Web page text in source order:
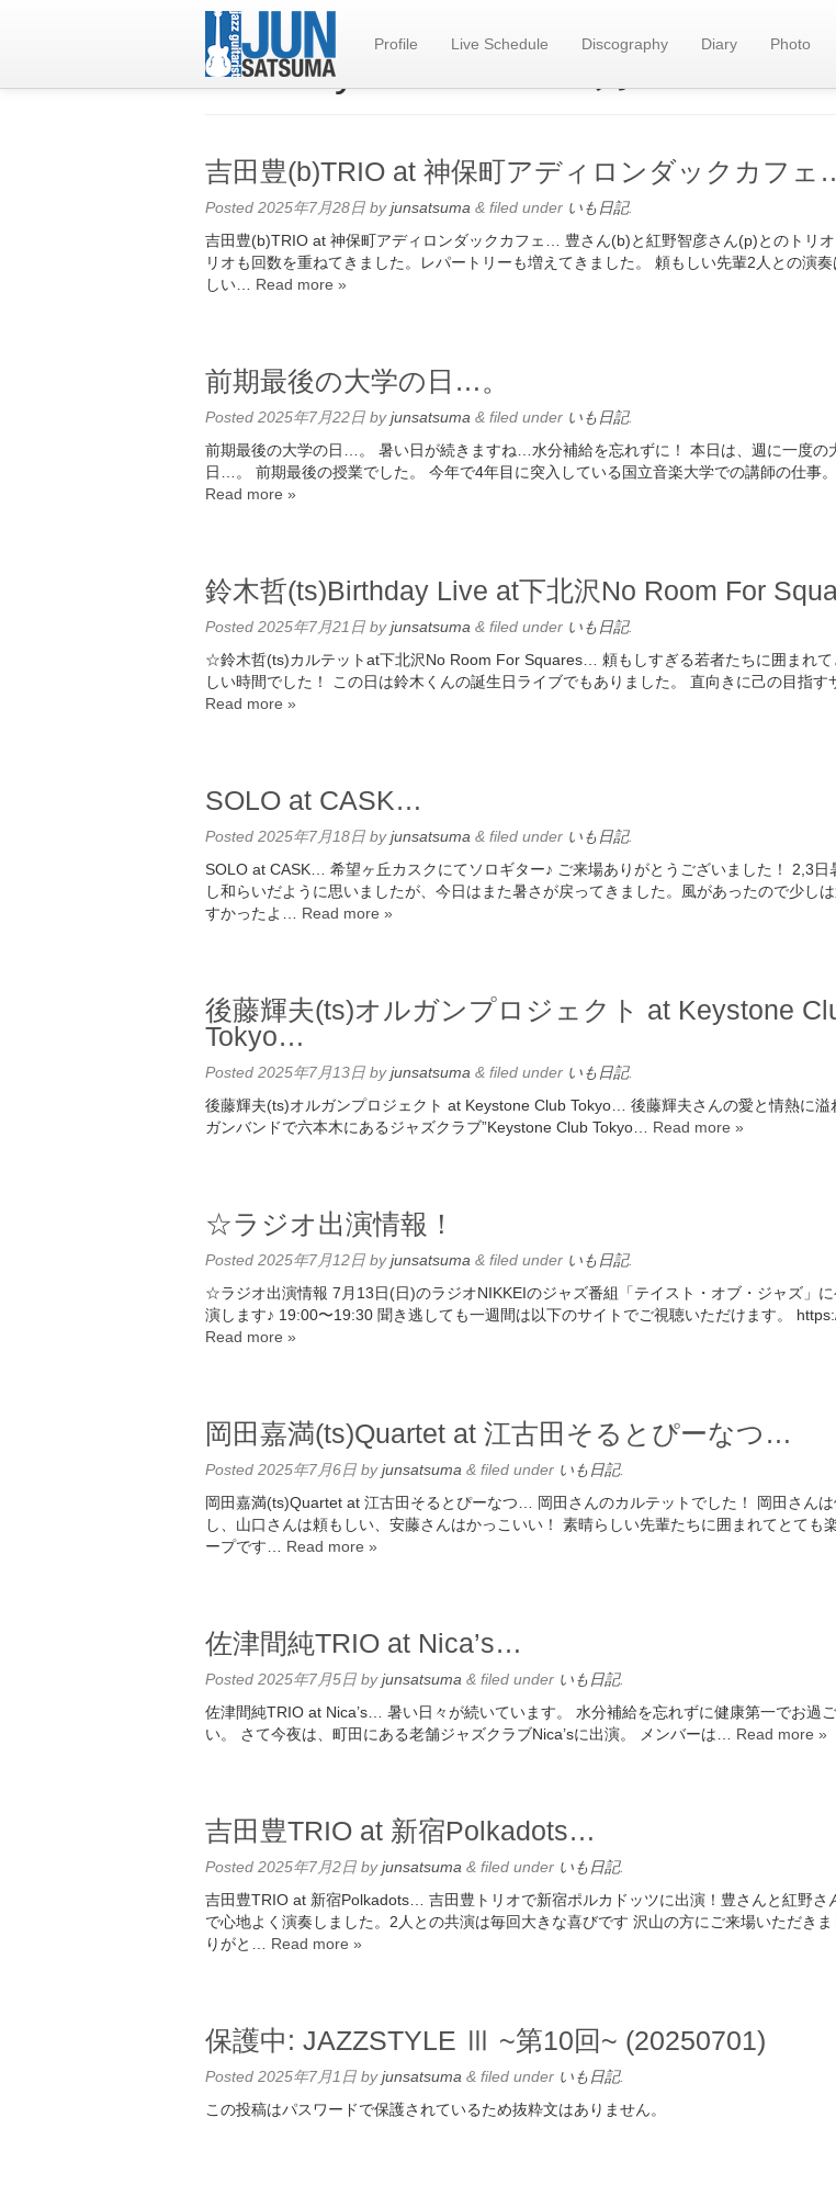
Profile Live Schedule Discography Diary Photo
Monthly Archives::
吉田豊(b)TRIO at 神保町アディロンダックカフェ
Posted 2025年7月28日 byjunsatsuma & filed under いも日記.
吉田豊(b)TRIO at 神保町アディロンダックカフェ… 豊さん(b)と紅野智彦さん(p)とのトリオ
リオも回数を重ねてきました。レパートリーも増えてきました。 頼もしい先輩2人との演奏
しい… Read more »
前期最後の大学の日…。
Posted 2025年7月22日 byjunsatsuma & filed under いも日記.
前期最後の大学の日…。 暑い日が続きますね…水分補給を忘れずに！ 本日は、週に一度の
日…。 前期最後の授業でした。 今年で4年目に突入している国立音楽大学での講師の仕事
Read more »
鈴木哲(ts)Birthday Live at下北沢No Room For
Posted 2025年7月21日 byjunsatsuma & filed under いも日記.
☆鈴木哲(ts)カルテットat下北沢No Room For Squares… 頼もしすぎる若者たちに囲まれて
しい時間でした！ この日は鈴木くんの誕生日ライブでもありました。 直向きに己の目指す
Read more »
SOLO at CASK…
Posted 2025年7月18日 byjunsatsuma & filed under いも日記.
SOLO at CASK… 希望ヶ丘カスクにてソロギター♪ ご来場ありがとうございました！ 2,3日
し和らいだように思いましたが、今日はまた暑さが戻ってきました。風があったので少し
すかったよ… Read more »
後藤輝夫(ts)オルガンプロジェクト at Keystone
Tokyo…
Posted 2025年7月13日 byjunsatsuma & filed under いも日記.
後藤輝夫(ts)オルガンプロジェクト at Keystone Club Tokyo… 後藤輝夫さんの愛と情熱に溢
ガンバンドで六本木にあるジャズクラブ”Keystone Club Tokyo… Read more »
☆ラジオ出演情報！
Posted 2025年7月12日 byjunsatsuma & filed under いも日記.
☆ラジオ出演情報 7月13日(日)のラジオNIKKEIのジャズ番組「テイスト・オブ・ジャズ」に
演します♪ 19:00〜19:30 聞き逃しても一週間は以下のサイトでご視聴いただけます。
Read more »
岡田嘉満(ts)Quartet at 江古田そるとぴーなつ…
Posted 2025年7月6日 byjunsatsuma & filed under いも日記.
岡田嘉満(ts)Quartet at 江古田そるとぴーなつ… 岡田さんのカルテットでした！ 岡田さん
し、山口さんは頼もしい、安藤さんはかっこいい！ 素晴らしい先輩たちに囲まれてとても
ープです… Read more »
佐津間純TRIO at Nica’s…
Posted 2025年7月5日 byjunsatsuma & filed under いも日記.
佐津間純TRIO at Nica’s… 暑い日々が続いています。 水分補給を忘れずに健康第一でお過
い。 さて今夜は、町田にある老舗ジャズクラブNica’sに出演。 メンバーは… Read more »
吉田豊TRIO at 新宿Polkadots…
Posted 2025年7月2日 byjunsatsuma & filed under いも日記.
吉田豊TRIO at 新宿Polkadots… 吉田豊トリオで新宿ポルカドッツに出演！豊さんと紅野さ
で心地よく演奏しました。2人との共演は毎回大きな喜びです 沢山の方にご来場いただきま
りがと… Read more »
保護中: JAZZSTYLE Ⅲ ~第10回~ (20250701)
Posted 2025年7月1日 byjunsatsuma & filed under いも日記.
この投稿はパスワードで保護されているため抜粋文はありません。